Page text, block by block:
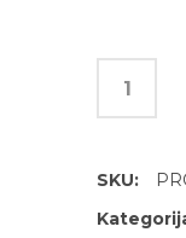
SKU: